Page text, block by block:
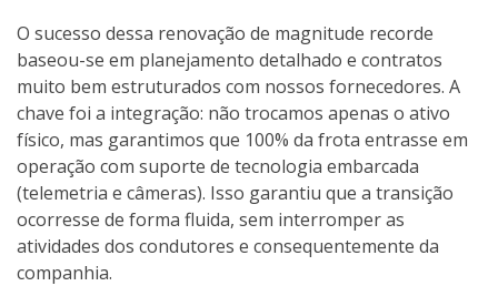
O sucesso dessa renovação de magnitude recorde
baseou-se em planejamento detalhado e contratos
muito bem estruturados com nossos fornecedores. A
chave foi a integração: não trocamos apenas o ativo
físico, mas garantimos que 100% da frota entrasse em
operação com suporte de tecnologia embarcada
(telemetria e câmeras). Isso garantiu que a transição
ocorresse de forma fluida, sem interromper as
atividades dos condutores e consequentemente da
companhia.